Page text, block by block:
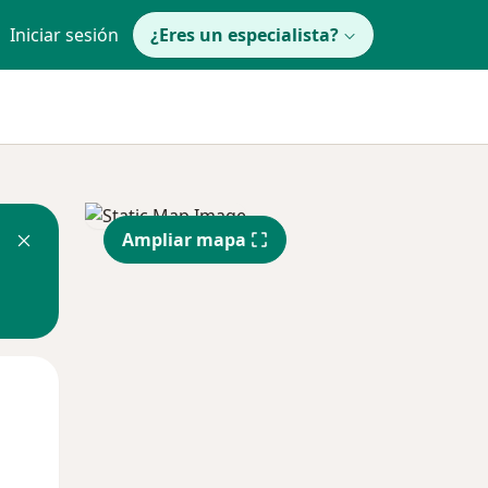
Iniciar sesión ¿Eres un especialista?
Ampliar mapa